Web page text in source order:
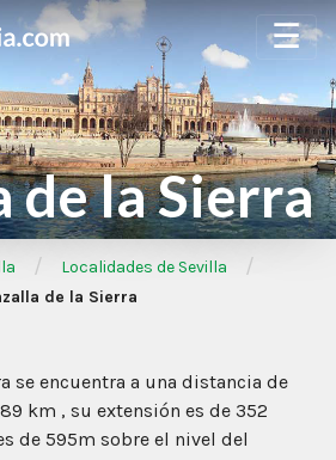
☰
de la Sierra
/ Localidades de Sevilla /
de la Sierra
se encuentra a una distancia de
km , su extensión es de 352
de 595m sobre el nivel del